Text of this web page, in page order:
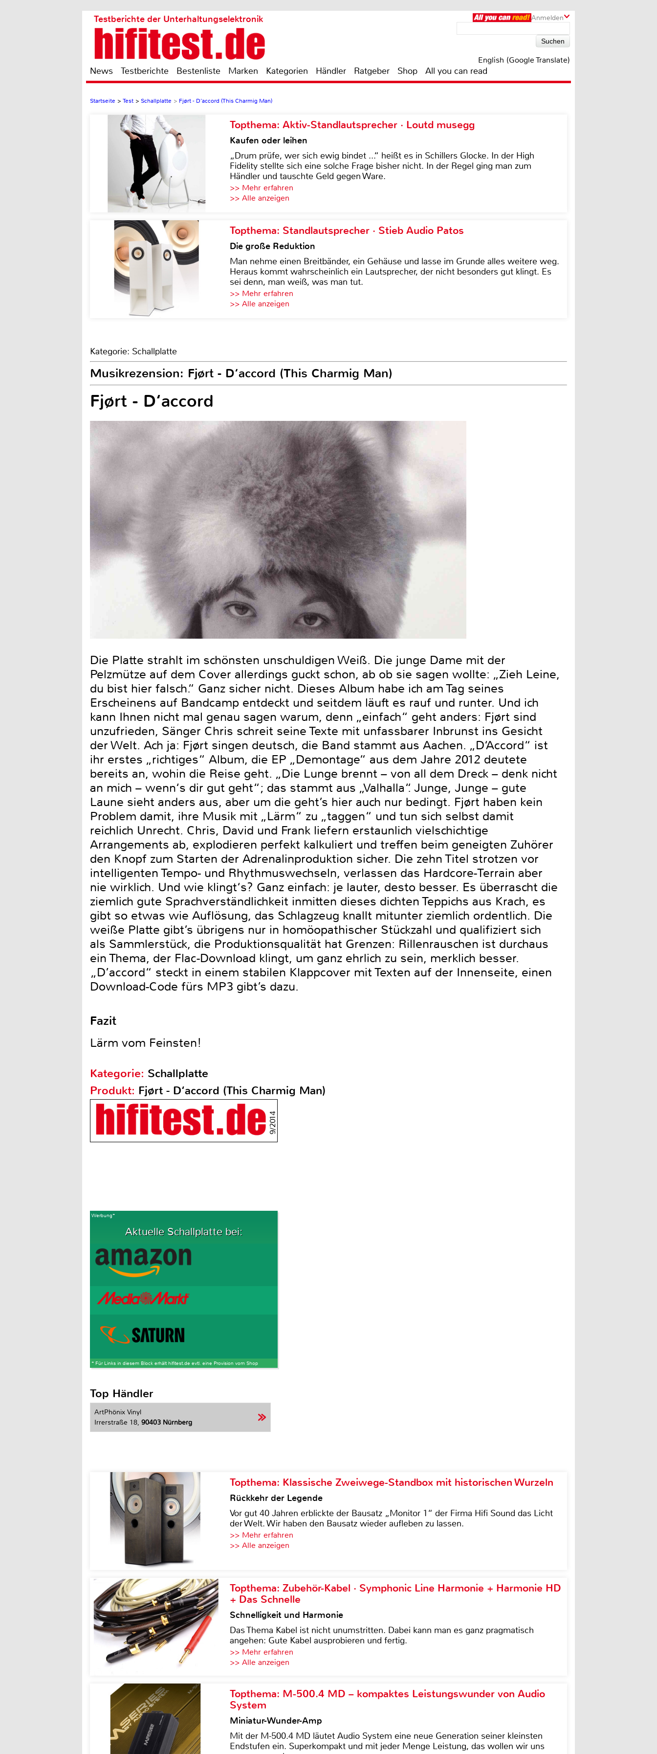
Anmelden
Testberichte der Unterhaltungselektronik
English (Google Translate)
News Testberichte Bestenliste Marken Kategorien Händler Ratgeber Shop All you can read
Startseite > Test > Schallplatte > Fjørt - D‘accord (This Charmig Man)
Topthema: Aktiv-Standlautsprecher · Loutd musegg
Kaufen oder leihen
„Drum prüfe, wer sich ewig bindet ...“ heißt es in Schillers Glocke. In der High
Fidelity stellte sich eine solche Frage bisher nicht. In der Regel ging man zum
Händler und tauschte Geld gegen Ware.
>> Mehr erfahren
>> Alle anzeigen
Topthema: Standlautsprecher · Stieb Audio Patos
Die große Reduktion
Man nehme einen Breitbänder, ein Gehäuse und lasse im Grunde alles weitere weg.
Heraus kommt wahrscheinlich ein Lautsprecher, der nicht besonders gut klingt. Es
sei denn, man weiß, was man tut.
>> Mehr erfahren
>> Alle anzeigen
Kategorie: Schallplatte
Musikrezension: Fjørt - D‘accord (This Charmig Man)
Fjørt - D‘accord
Die Platte strahlt im schönsten unschuldigen Weiß. Die junge Dame mit der
Pelzmütze auf dem Cover allerdings guckt schon, ab ob sie sagen wollte: „Zieh Leine,
du bist hier falsch.“ Ganz sicher nicht. Dieses Album habe ich am Tag seines
Erscheinens auf Bandcamp entdeckt und seitdem läuft es rauf und runter. Und ich
kann Ihnen nicht mal genau sagen warum, denn „einfach“ geht anders: Fjørt sind
unzufrieden, Sänger Chris schreit seine Texte mit unfassbarer Inbrunst ins Gesicht
der Welt. Ach ja: Fjørt singen deutsch, die Band stammt aus Aachen. „D‘Accord“ ist
ihr erstes „richtiges“ Album, die EP „Demontage“ aus dem Jahre 2012 deutete
bereits an, wohin die Reise geht. „Die Lunge brennt – von all dem Dreck – denk nicht
an mich – wenn‘s dir gut geht“; das stammt aus „Valhalla“. Junge, Junge – gute
Laune sieht anders aus, aber um die geht’s hier auch nur bedingt. Fjørt haben kein
Problem damit, ihre Musik mit „Lärm“ zu „taggen“ und tun sich selbst damit
reichlich Unrecht. Chris, David und Frank liefern erstaunlich vielschichtige
Arrangements ab, explodieren perfekt kalkuliert und treffen beim geneigten Zuhörer
den Knopf zum Starten der Adrenalinproduktion sicher. Die zehn Titel strotzen vor
intelligenten Tempo- und Rhythmuswechseln, verlassen das Hardcore-Terrain aber
nie wirklich. Und wie klingt‘s? Ganz einfach: je lauter, desto besser. Es überrascht die
ziemlich gute Sprachverständlichkeit inmitten dieses dichten Teppichs aus Krach, es
gibt so etwas wie Auflösung, das Schlagzeug knallt mitunter ziemlich ordentlich. Die
weiße Platte gibt’s übrigens nur in homöopathischer Stückzahl und qualifiziert sich
als Sammlerstück, die Produktionsqualität hat Grenzen: Rillenrauschen ist durchaus
ein Thema, der Flac-Download klingt, um ganz ehrlich zu sein, merklich besser.
„D’accord“ steckt in einem stabilen Klappcover mit Texten auf der Innenseite, einen
Download-Code fürs MP3 gibt’s dazu.
Fazit
Lärm vom Feinsten!
Kategorie: Schallplatte
Produkt: Fjørt - D‘accord (This Charmig Man)
9/2014
Werbung*
Aktuelle Schallplatte bei:
* Für Links in diesem Block erhält hifitest.de evtl. eine Provision vom Shop
Top Händler
ArtPhönix Vinyl
Irrerstraße 18, 90403 Nürnberg
Topthema: Klassische Zweiwege-Standbox mit historischen Wurzeln
Rückkehr der Legende
Vor gut 40 Jahren erblickte der Bausatz „Monitor 1“ der Firma Hifi Sound das Licht
der Welt. Wir haben den Bausatz wieder aufleben zu lassen.
>> Mehr erfahren
>> Alle anzeigen
Topthema: Zubehör-Kabel · Symphonic Line Harmonie + Harmonie HD
+ Das Schnelle
Schnelligkeit und Harmonie
Das Thema Kabel ist nicht unumstritten. Dabei kann man es ganz pragmatisch
angehen: Gute Kabel ausprobieren und fertig.
>> Mehr erfahren
>> Alle anzeigen
Topthema: M-500.4 MD – kompaktes Leistungswunder von Audio
System
Miniatur-Wunder-Amp
Mit der M-500.4 MD läutet Audio System eine neue Generation seiner kleinsten
Endstufen ein. Superkompakt und mit jeder Menge Leistung, das wollen wir uns